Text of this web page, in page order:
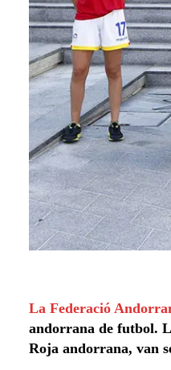
La Federació
andorrana de futbol.
Roja andorrana, van